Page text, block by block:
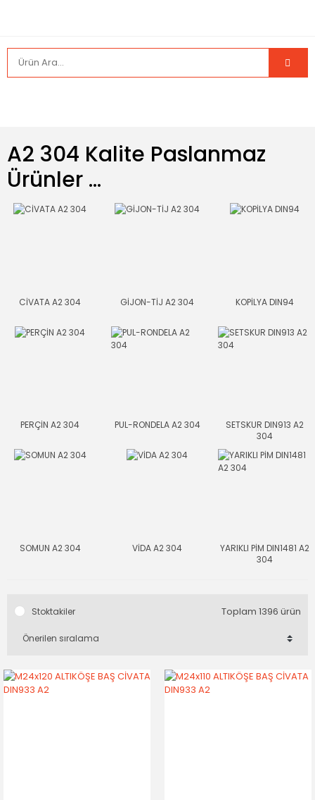
A2 304 Kalite Paslanmaz
Ürünler ...
CİVATA A2 304 GİJON-TİJ A2 304 KOPİLYA DIN94
PERÇİN A2 304 PUL-RONDELA A2 304
SETSKUR DIN913 A2
304
SOMUN A2 304 VİDA A2 304
YARIKLI PİM DIN1481 A2
304
Stoktakiler Toplam 1396 ürün